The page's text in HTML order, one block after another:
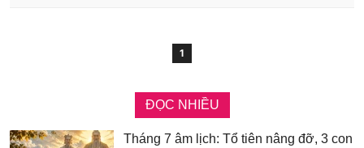
1
ĐỌC NHIỀU
Tháng 7 âm lịch: Tổ tiên nâng đỡ, 3 con